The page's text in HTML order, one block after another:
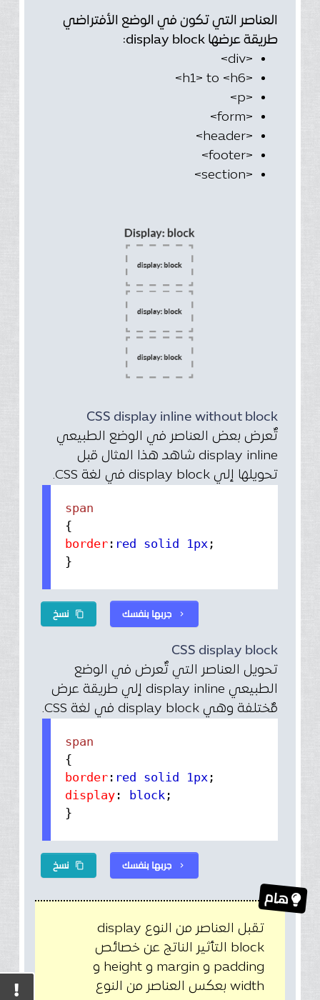
العناصر التي تكون في الوضع الأفتراضي
طريقة عرضها display block:
<div>
<h1> to <h6>
<p>
<form>
<header>
<footer>
<section>
CSS display inline without block
تٌعرض بعض العناصر في الوضع الطبيعي
display inline شاهد هذا المثال قبل
تحويلها إلي display block في لغة CSS.
{
border : red solid 1px ;
}
نسخ content_copy جربها بنفسك chevron_right
CSS display block
تحويل العناصر التي تٌعرض في الوضع
الطبيعي display inline إلي طريقة عرض
مٌختلفة وهي display block في لغة CSS.
{
border : red solid 1px ;
display : block ;
}
نسخ content_copy جربها بنفسك chevron_right
هام
تقبل العناصر من النوع display
block التأثير الناتج عن خصائص
padding و margin و height و
width بعكس العناصر من النوع